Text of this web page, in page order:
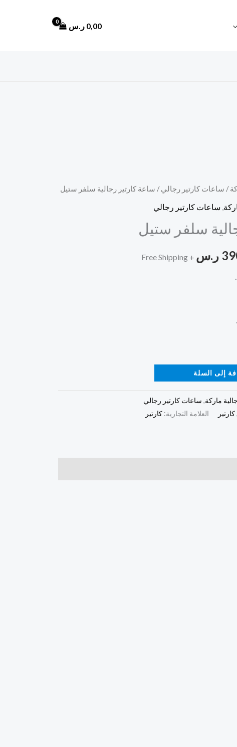
0,00 ر.س
/ ساعات كارتير رجالي/ ساعة كارتير رجالية سلفر ستيل
ساعات كارتير رجالي
سلفر ستيل
ر.س
السعر
الحالي
هو:
390,00 ر.س.
+ Free Shipping
إلى السلة
ماركة, ساعات كارتير رجالي
,كارتير العلامة التجارية:كارتير